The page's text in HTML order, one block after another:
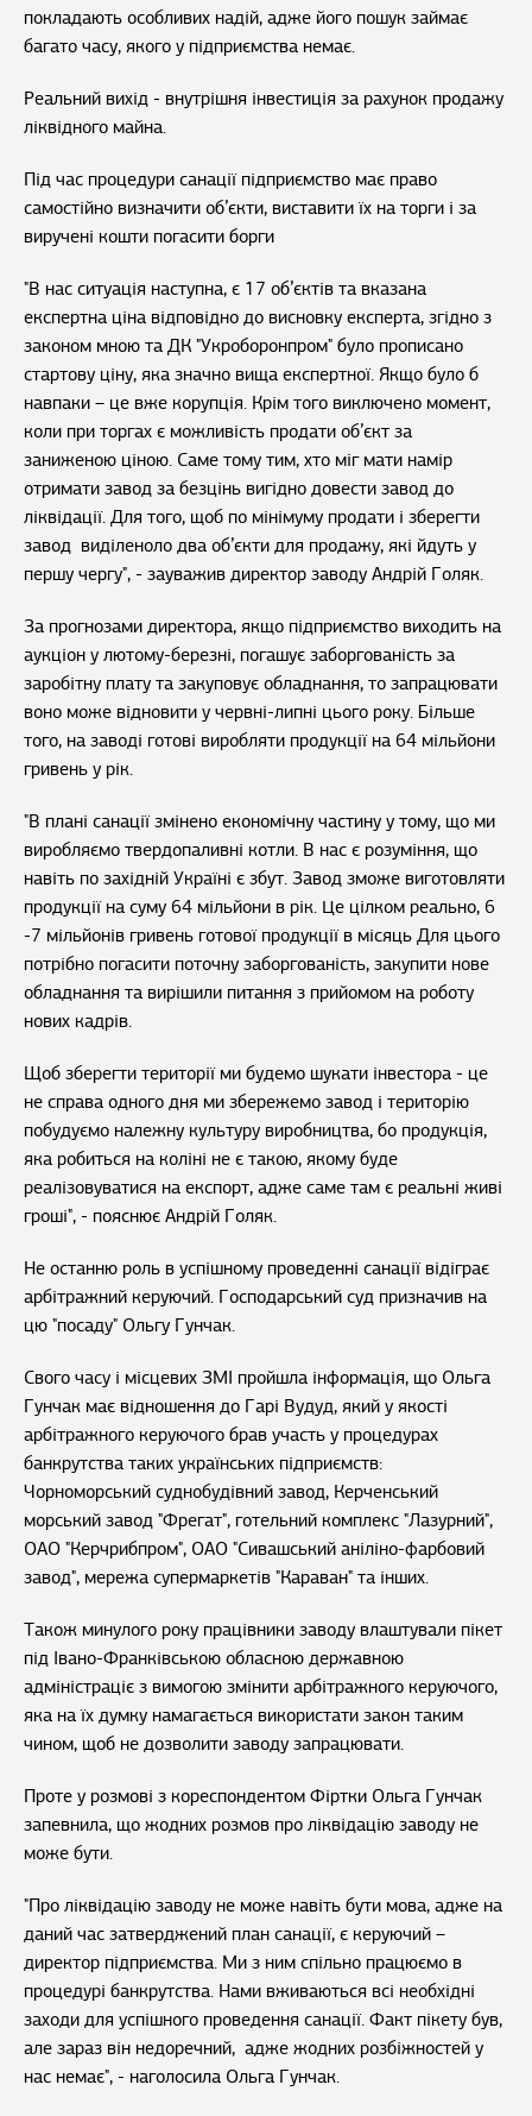
покладають особливих надій, адже його пошук займає
багато часу, якого у підприємства немає.
Реальний вихід - внутрішня інвестиція за рахунок продажу
ліквідного майна.
Під час процедури санації підприємство має право
самостійно визначити об’єкти, виставити їх на торги і за
виручені кошти погасити борги
"В нас ситуація наступна, є 17 об’єктів та вказана
експертна ціна відповідно до висновку експерта, згідно з
законом мною та ДК "Укроборонпром" було прописано
стартову ціну, яка значно вища експертної. Якщо було б
навпаки – це вже корупція. Крім того виключено момент,
коли при торгах є можливість продати об’єкт за
заниженою ціною. Саме тому тим, хто міг мати намір
отримати завод за безцінь вигідно довести завод до
ліквідації. Для того, щоб по мінімуму продати і зберегти
завод виділеноло два об’єкти для продажу, які йдуть у
першу чергу", - зауважив директор заводу Андрій Голяк.
За прогнозами директора, якщо підприємство виходить на
аукціон у лютому-березні, погашує заборгованість за
заробітну плату та закуповує обладнання, то запрацювати
воно може відновити у червні-липні цього року. Більше
того, на заводі готові виробляти продукції на 64 мільйони
гривень у рік.
"В плані санації змінено економічну частину у тому, що ми
виробляємо твердопаливні котли. В нас є розуміння, що
навіть по західній Україні є збут. Завод зможе виготовляти
продукції на суму 64 мільйони в рік. Це цілком реально, 6
-7 мільйонів гривень готової продукції в місяць Для цього
потрібно погасити поточну заборгованість, закупити нове
обладнання та вирішили питання з прийомом на роботу
нових кадрів.
Щоб зберегти території ми будемо шукати інвестора - це
не справа одного дня ми збережемо завод і територію
побудуємо належну культуру виробництва, бо продукція,
яка робиться на коліні не є такою, якому буде
реалізовуватися на експорт, адже саме там є реальні живі
гроші", - пояснює Андрій Голяк.
Не останню роль в успішному проведенні санації відіграє
арбітражний керуючий. Господарський суд призначив на
цю "посаду" Ольгу Гунчак.
Свого часу і місцевих ЗМІ пройшла інформація, що Ольга
Гунчак має відношення до Гарі Вудуд, який у якості
арбітражного керуючого брав участь у процедурах
банкрутства таких українських підприємств:
Чорноморський суднобудівний завод, Керченський
морський завод "Фрегат", готельний комплекс "Лазурний",
ОАО "Керчрибпром", ОАО "Сивашський аніліно-фарбовий
завод", мережа супермаркетів "Караван" та інших.
Також минулого року працівники заводу влаштували пікет
під Івано-Франківською обласною державною
адміністраціє з вимогою змінити арбітражного керуючого,
яка на їх думку намагається використати закон таким
чином, щоб не дозволити заводу запрацювати.
Проте у розмові з кореспондентом Фіртки Ольга Гунчак
запевнила, що жодних розмов про ліквідацію заводу не
може бути.
"Про ліквідацію заводу не може навіть бути мова, адже на
даний час затверджений план санації, є керуючий –
директор підприємства. Ми з ним спільно працюємо в
процедурі банкрутства. Нами вживаються всі необхідні
заходи для успішного проведення санації. Факт пікету був,
але зараз він недоречний, адже жодних розбіжностей у
нас немає", - наголосила Ольга Гунчак.